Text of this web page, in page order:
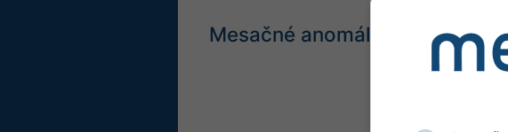
Mesačné anomálie teploty a